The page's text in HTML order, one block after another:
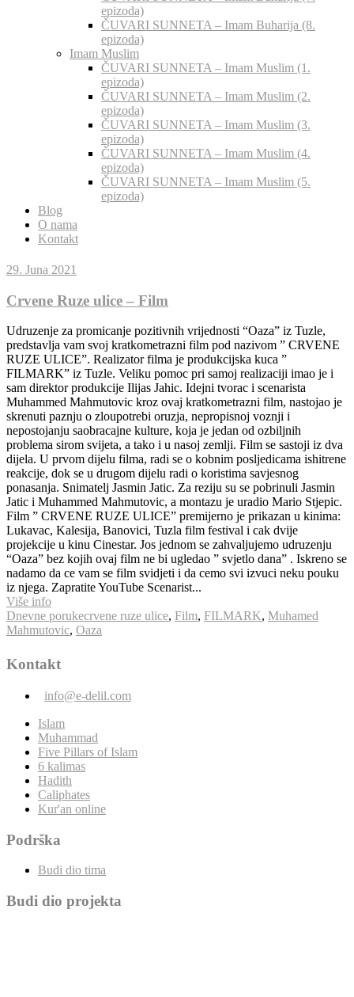
epizoda)
ČUVARI SUNNETA – Imam Buharija (8.
epizoda)
Imam Muslim
ČUVARI SUNNETA – Imam Muslim (1.
epizoda)
ČUVARI SUNNETA – Imam Muslim (2.
epizoda)
ČUVARI SUNNETA – Imam Muslim (3.
epizoda)
ČUVARI SUNNETA – Imam Muslim (4.
epizoda)
ČUVARI SUNNETA – Imam Muslim (5.
epizoda)
Blog
O nama
Kontakt
29. Juna 2021
Crvene Ruze ulice – Film
Udruzenje za promicanje pozitivnih vrijednosti “Oaza” iz Tuzle,
predstavlja vam svoj kratkometrazni film pod nazivom ” CRVENE
RUZE ULICE”. Realizator filma je produkcijska kuca ”
FILMARK” iz Tuzle. Veliku pomoc pri samoj realizaciji imao je i
sam direktor produkcije Ilijas Jahic. Idejni tvorac i scenarista
Muhammed Mahmutovic kroz ovaj kratkometrazni film, nastojao je
skrenuti paznju o zloupotrebi oruzja, nepropisnoj voznji i
nepostojanju saobracajne kulture, koja je jedan od ozbiljnih
problema sirom svijeta, a tako i u nasoj zemlji. Film se sastoji iz dva
dijela. U prvom dijelu filma, radi se o kobnim posljedicama ishitrene
reakcije, dok se u drugom dijelu radi o koristima savjesnog
ponasanja. Snimatelj Jasmin Jatic. Za reziju su se pobrinuli Jasmin
Jatic i Muhammed Mahmutovic, a montazu je uradio Mario Stjepic.
Film ” CRVENE RUZE ULICE” premijerno je prikazan u kinima:
Lukavac, Kalesija, Banovici, Tuzla film festival i cak dvije
projekcije u kinu Cinestar. Jos jednom se zahvaljujemo udruzenju
“Oaza” bez kojih ovaj film ne bi ugledao ” svjetlo dana” . Iskreno se
nadamo da ce vam se film svidjeti i da cemo svi izvuci neku pouku
iz njega. Zapratite YouTube Scenarist...
Više info
Dnevne porukecrvene ruze ulice, Film, FILMARK, Muhamed
Mahmutovic, Oaza
Kontakt
info@e-delil.com
Islam
Muhammad
Five Pillars of Islam
6 kalimas
Hadith
Caliphates
Kur'an online
Podrška
Budi dio tima
Budi dio projekta